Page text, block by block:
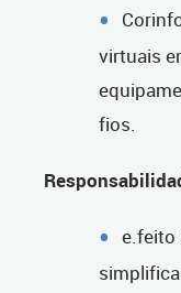
virtuais
fios.
e.feito